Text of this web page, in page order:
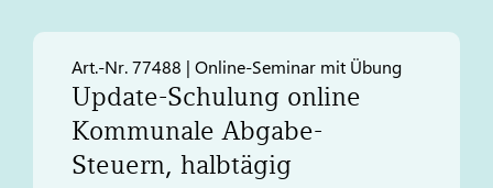
Art.-Nr. 77488 | Online-Seminar mit Übung
Update-Schulung online
Kommunale Abgabe-
Steuern, halbtägig